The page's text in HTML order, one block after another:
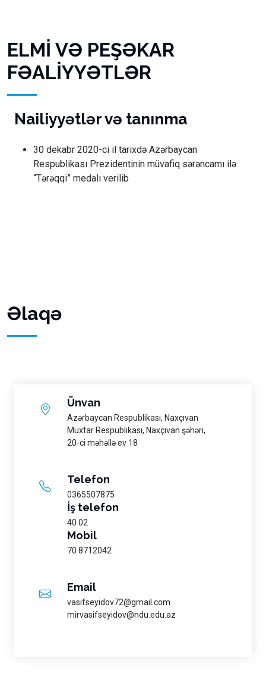
ELMİ VƏ PEŞƏKAR
FƏALİYYƏTLƏR
Nailiyyətlər və tanınma
30 dekabr 2020-ci il tarixdə Azərbaycan
Respublikası Prezidentinin müvafiq sərəncamı ilə
“Tərəqqi” medalı verilib
Əlaqə
Ünvan
Azərbaycan Respublikası, Naxçıvan
Muxtar Respublikası, Naxçıvan şəhəri,
20-ci məhəllə ev 18
Telefon
0365507875
İş telefon
40 02
Mobil
70 8712042
Email
vasifseyidov72@gmail.com
mirvasifseyidov@ndu.edu.az